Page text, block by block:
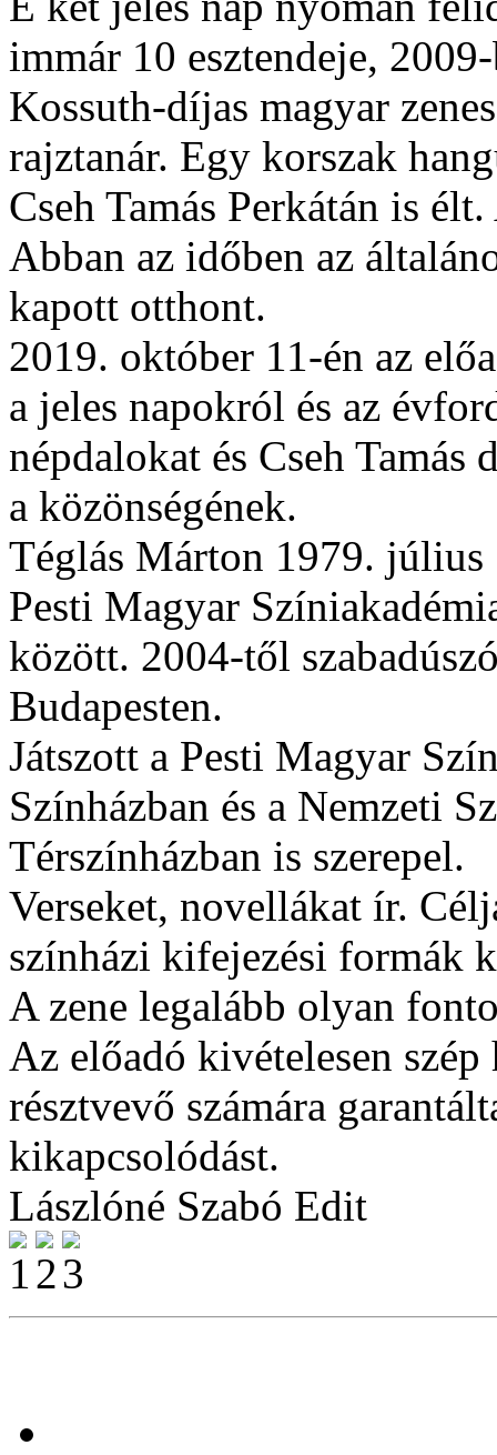
immár 10 esztendeje,
Kossuth-díjas magyar
rajztanár. Egy korszak
Cseh Tamás Perkátán is
Abban az időben az
kapott otthont.
2019. október 11-én az
a jeles napokról és az
népdalokat és Cseh
a közönségének.
Téglás Márton 1979. július
Pesti Magyar
között. 2004-től
Budapesten.
Játszott a Pesti Magyar
Színházban és a Nemzeti
Térszínházban is szerepel.
Verseket, novellákat ír.
színházi kifejezési formák
A zene legalább olyan
Az előadó kivételesen
résztvevő számára
kikapcsolódást.
Lászlóné Szabó Edit